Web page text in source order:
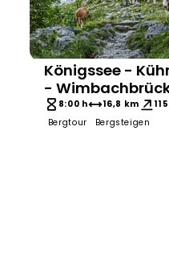
Sepp Wurm
Königssee -
-
8:00 h 16,8 km
Bergtour
Bergsteigen